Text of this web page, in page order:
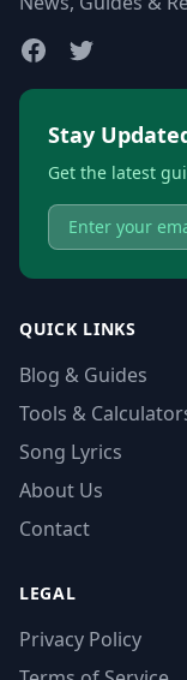
Stay
Get the latest
QUICK LINKS
Blog & Guides
Tools &
Song Lyrics
About Us
Contact
LEGAL
Privacy Policy